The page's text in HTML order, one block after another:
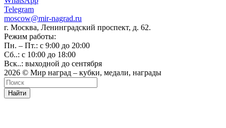
Telegram
moscow@mir-nagrad.ru
г. Москва, Ленинградский проспект, д. 62.
Режим работы:
Пн. – Пт.: с 9:00 до 20:00
Сб..: с 10:00 до 18:00
Вск..: выходной до сентября
2026 © Мир наград – кубки, медали, награды
Найти